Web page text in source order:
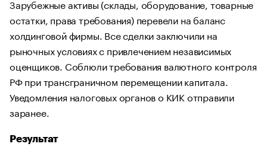
Зарубежные активы (склады, оборудование, товарные
остатки, права требования) перевели на баланс
холдинговой фирмы. Все сделки заключили на
рыночных условиях с привлечением независимых
оценщиков. Соблюли требования валютного контроля
РФ при трансграничном перемещении капитала.
Уведомления налоговых органов о КИК отправили
заранее.
Результат